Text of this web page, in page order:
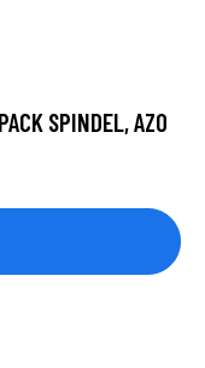
SPINDEL, AZO